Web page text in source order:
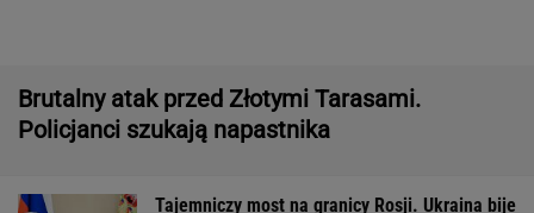
Iran. Media: Modżtaba Chamenei jest w stanie
krytycznym